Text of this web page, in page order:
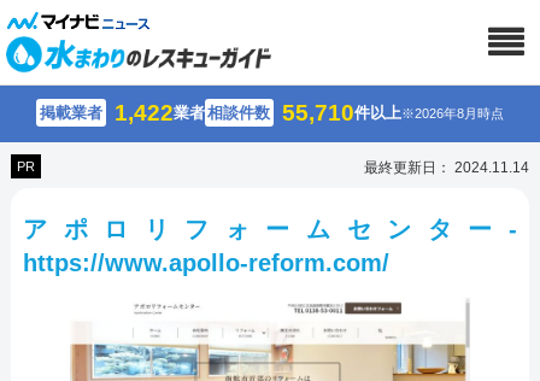
掲載業者 1,422業者相談件数 55,710件以上※2026年8月時点
PR 最終更新日： 2024.11.14
アポロリフォームセンター-
https://www.apollo-reform.com/